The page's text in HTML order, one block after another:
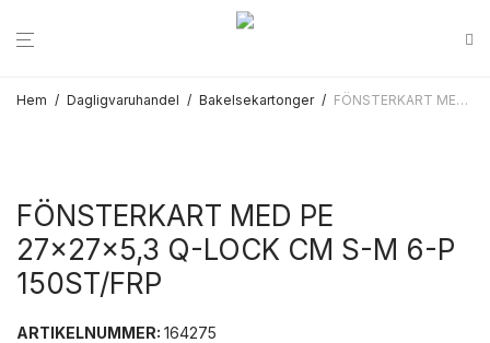
Hem / Dagligvaruhandel / Bakelsekartonger / FÖNSTERKART MED PE 27x27x5,3 Q-LOCK CM S-M 6-P 150ST/FRP
FÖNSTERKART MED PE
27x27x5,3 Q-LOCK CM S-M 6-P
150ST/FRP
ARTIKELNUMMER: 164275